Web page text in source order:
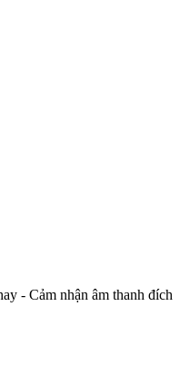
- Cảm nhận âm thanh đích